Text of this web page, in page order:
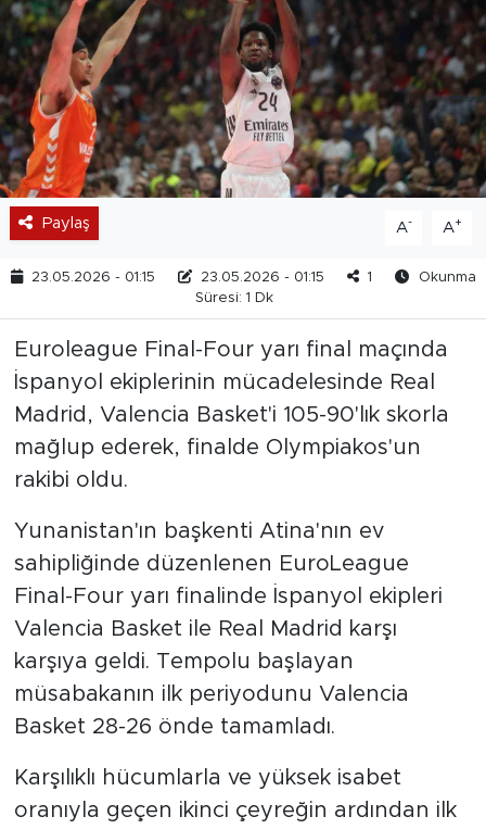
Paylaş A- A+
23.05.2026 - 01:15 23.05.2026 - 01:15 1
Okunma
Süresi: 1 Dk
Euroleague Final-Four yarı final maçında
İspanyol ekiplerinin mücadelesinde Real
Madrid, Valencia Basket'i 105-90'lık skorla
mağlup ederek, finalde Olympiakos'un
rakibi oldu.
Yunanistan'ın başkenti Atina'nın ev
sahipliğinde düzenlenen EuroLeague
Final-Four yarı finalinde İspanyol ekipleri
Valencia Basket ile Real Madrid karşı
karşıya geldi. Tempolu başlayan
müsabakanın ilk periyodunu Valencia
Basket 28-26 önde tamamladı.
Karşılıklı hücumlarla ve yüksek isabet
oranıyla geçen ikinci çeyreğin ardından ilk